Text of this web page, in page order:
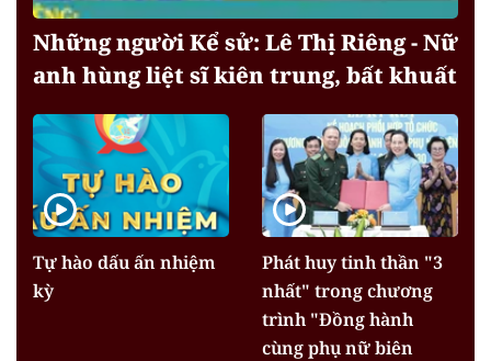
Những người Kể sử: Lê Thị Riêng - Nữ
anh hùng liệt sĩ kiên trung, bất khuất
Tự hào dấu ấn nhiệm
kỳ
Phát huy tinh thần "3
nhất" trong chương
trình "Đồng hành
cùng phụ nữ biên